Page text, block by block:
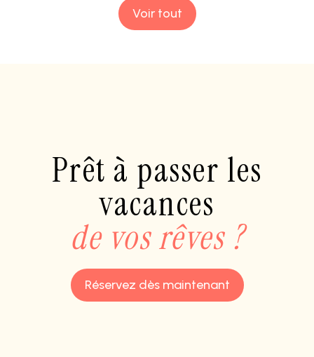
Voir tout
Prêt à passer les
vacances
de vos rêves ?
Réservez dès maintenant